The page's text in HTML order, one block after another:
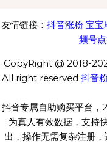
友情链接： 抖音涨粉 宝宝
频号
CopyRight @ 2018-
All right reserved 抖音
抖音专属自助购买平台，
为真人有效数据，支持
出，操作无需复杂注册，